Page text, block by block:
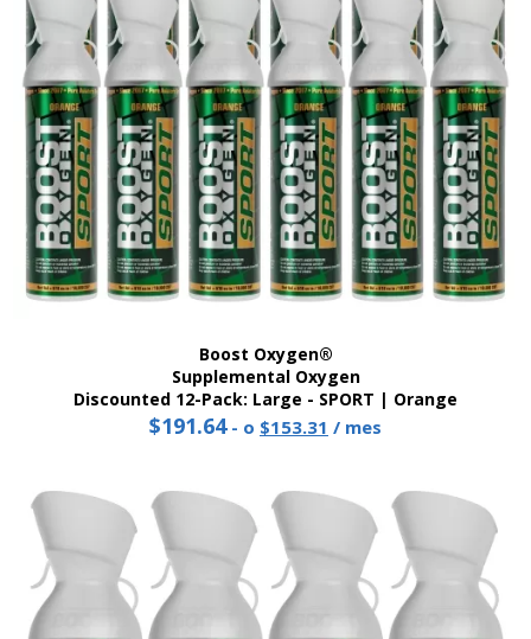
Boost Oxygen®
Supplemental Oxygen
Discounted 12-Pack: Large - SPORT | Orange
$191.64 - o Original
$191.64.
$153.31 Current
$153.31.
/ mes